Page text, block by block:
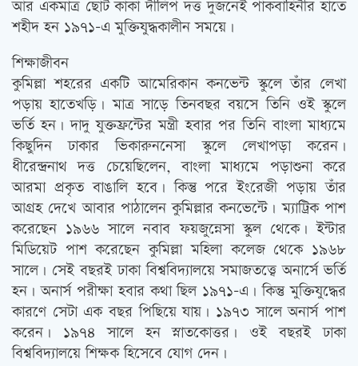
আর একমাত্র ছোট কাকা দীলিপ দত্ত দুজনেই পাকবাহিনীর হাতে
শহীদ হন ১৯৭১-এ মুক্তিযুদ্ধকালীন সময়ে।
শিক্ষাজীবন
কুমিল্লা শহরের একটি আমেরিকান কনভেন্ট স্কুলে তাঁর লেখা
পড়ায় হাতেখড়ি। মাত্র সাড়ে তিনবছর বয়সে তিনি ওই স্কুলে
ভর্তি হন। দাদু যুক্তফ্রন্টের মন্ত্রী হবার পর তিনি বাংলা মাধ্যমে
কিছুদিন ঢাকার ভিকারুননেসা স্কুলে লেখাপড়া করেন।
ধীরেন্দ্রনাথ দত্ত চেয়েছিলেন, বাংলা মাধ্যমে পড়াশুনা করে
আরমা প্রকৃত বাঙালি হবে। কিন্তু পরে ইংরেজী পড়ায় তাঁর
আগ্রহ দেখে আবার পাঠালেন কুমিল্লার কনভেন্টে। ম্যাট্রিক পাশ
করেছেন ১৯৬৬ সালে নবাব ফয়জুন্নেসা স্কুল থেকে। ইন্টার
মিডিয়েট পাশ করেছেন কুমিল্লা মহিলা কলেজ থেকে ১৯৬৮
সালে। সেই বছরই ঢাকা বিশ্ববিদ্যালয়ে সমাজতত্ত্বে অনার্সে ভর্তি
হন। অনার্স পরীক্ষা হবার কথা ছিল ১৯৭১-এ। কিন্তু মুক্তিযুদ্ধের
কারণে সেটা এক বছর পিছিয়ে যায়। ১৯৭৩ সালে অনার্স পাশ
করেন। ১৯৭৪ সালে হন স্নাতকোত্তর। ওই বছরই ঢাকা
বিশ্ববিদ্যালয়ে শিক্ষক হিসেবে যোগ দেন।